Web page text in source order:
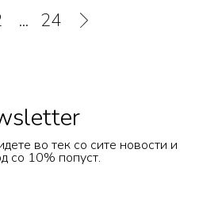
... 24
во тек со сите новости и
со 10% попуст.